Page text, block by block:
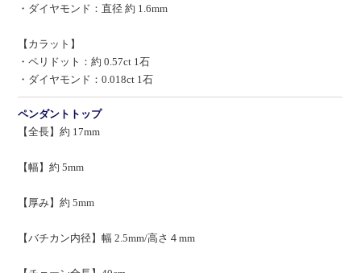
・ダイヤモンド：直径 約 1.6mm
【カラット】
・ペリドット：約 0.57ct 1石
・ダイヤモンド：0.018ct 1石
ペンダントトップ
【全長】約 17mm
【幅】約 5mm
【厚み】約 5mm
【バチカン内径】幅 2.5mm/高さ４mm